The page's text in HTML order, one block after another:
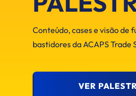
Conteúdo, cases e visão de
bastidores da ACAPS Trade
VER